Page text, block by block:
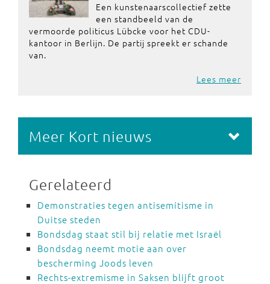
Een kunstenaarscollectief zette
een standbeeld van de
vermoorde politicus Lübcke voor het CDU-
kantoor in Berlijn. De partij spreekt er schande
van.
Lees meer
Meer Kort nieuws
Gerelateerd
Demonstraties tegen antisemitisme in
Duitse steden
Bondsdag staat stil bij relatie met Israël
Bondsdag neemt motie aan over
bescherming Joods leven
Rechts-extremisme in Saksen blijft groot